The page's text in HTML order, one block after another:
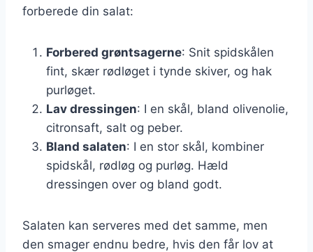
forberede din salat:
Forbered grøntsagerne: Snit spidskålen
fint, skær rødløget i tynde skiver, og hak
purløget.
Lav dressingen: I en skål, bland olivenolie,
citronsaft, salt og peber.
Bland salaten: I en stor skål, kombiner
spidskål, rødløg og purløg. Hæld
dressingen over og bland godt.
Salaten kan serveres med det samme, men
den smager endnu bedre, hvis den får lov at